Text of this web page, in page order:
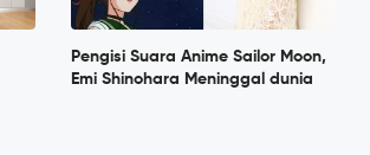
Pengisi Suara Anime Sailor Moon,
Emi Shinohara Meninggal dunia